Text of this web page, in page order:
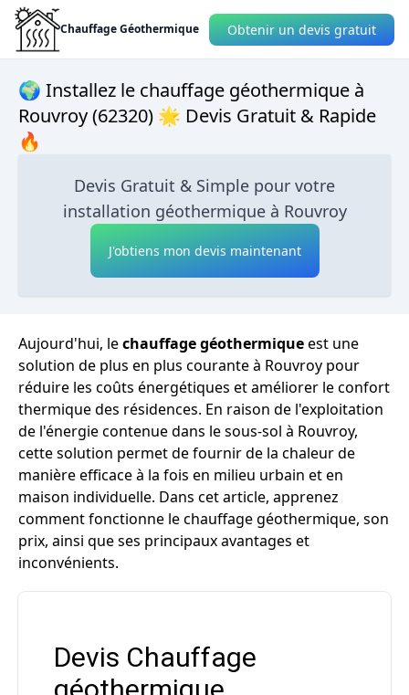
Chauffage Géothermique Obtenir un devis gratuit
🌍 Installez le chauffage géothermique à
Rouvroy (62320) 🌟 Devis Gratuit & Rapide
🔥
Devis Gratuit & Simple pour votre
installation géothermique à Rouvroy
J'obtiens mon devis maintenant
Aujourd'hui, lechauffage géothermiqueest une
solution de plus en plus courante à Rouvroy pour
réduire les coûts énergétiques et améliorer le confort
thermique des résidences. En raison de l'exploitation
de l'énergie contenue dans le sous-sol à Rouvroy,
cette solution permet de fournir de la chaleur de
manière efficace à la fois en milieu urbain et en
maison individuelle. Dans cet article, apprenez
comment fonctionne le chauffage géothermique, son
prix, ainsi que ses principaux avantages et
inconvénients.
Devis Chauffage